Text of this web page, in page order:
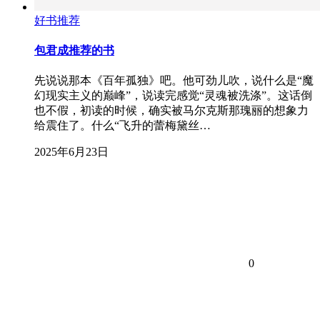
好书推荐
包君成推荐的书
先说说那本《百年孤独》吧。他可劲儿吹，说什么是“魔
幻现实主义的巅峰”，说读完感觉“灵魂被洗涤”。这话倒
也不假，初读的时候，确实被马尔克斯那瑰丽的想象力
给震住了。什么“飞升的蕾梅黛丝…
2025年6月23日
0